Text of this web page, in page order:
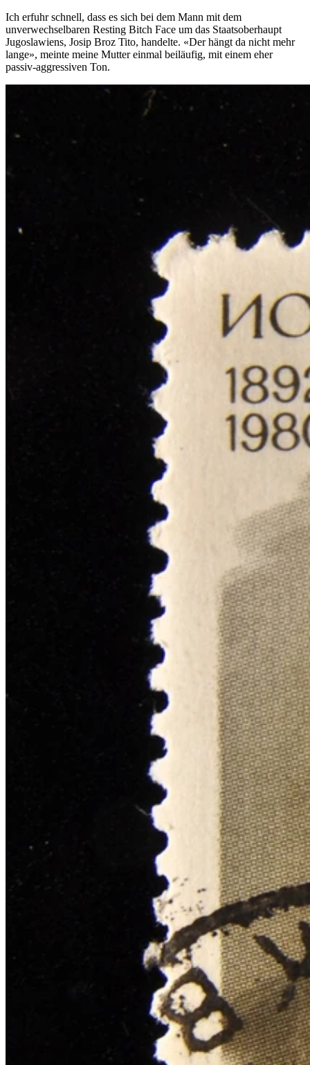
Ich erfuhr schnell, dass es sich bei dem Mann mit dem
unverwechselbaren Resting Bitch Face um das Staatsoberhaupt
Jugoslawiens, Josip Broz Tito, handelte. «Der hängt da nicht mehr
lange», meinte meine Mutter einmal beiläufig, mit einem eher
passiv-aggressiven Ton.